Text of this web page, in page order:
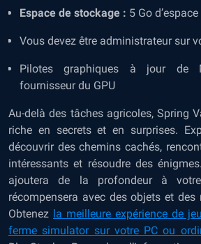
Espace de stockage : 5 Go
Vous devez être administrateur sur
Pilotes graphiques à jour de
fournisseur du GPU
Au-delà des tâches agricoles, Spring
riche en secrets et en surprises.
découvrir des chemins cachés,
intéressants et résoudre des
ajoutera de la profondeur à
récompensera avec des objets et des
Obtenez la meilleure expérience de
ferme simulator sur votre PC ou